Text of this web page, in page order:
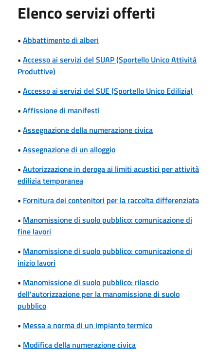
Elenco servizi offerti
• Abbattimento di alberi
• Accesso ai servizi del SUAP (Sportello Unico Attività
Produttive)
• Accesso ai servizi del SUE (Sportello Unico Edilizia)
• Affissione di manifesti
• Assegnazione della numerazione civica
• Assegnazione di un alloggio
• Autorizzazione in deroga ai limiti acustici per attività
edilizia temporanea
• Fornitura dei contenitori per la raccolta differenziata
• Manomissione di suolo pubblico: comunicazione di
fine lavori
• Manomissione di suolo pubblico: comunicazione di
inizio lavori
• Manomissione di suolo pubblico: rilascio
dell'autorizzazione per la manomissione di suolo
pubblico
• Messa a norma di un impianto termico
• Modifica della numerazione civica